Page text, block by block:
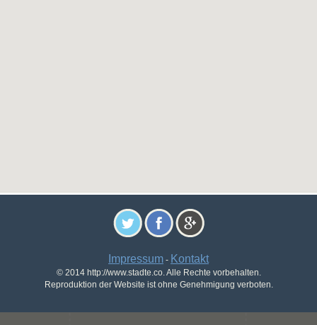
Impressum - Kontakt
© 2014 http://www.stadte.co. Alle Rechte vorbehalten.
Reproduktion der Website ist ohne Genehmigung verboten.